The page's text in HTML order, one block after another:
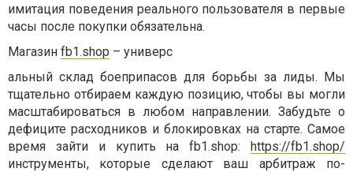
имитация поведения реального пользователя в первые
часы после покупки обязательна.
Магазин fb1.shop – универс
альный склад боеприпасов для борьбы за лиды. Мы
тщательно отбираем каждую позицию, чтобы вы могли
масштабироваться в любом направлении. Забудьте о
дефиците расходников и блокировках на старте. Самое
время зайти и купить на fb1.shop: https://fb1.shop/
инструменты, которые сделают ваш арбитраж по-